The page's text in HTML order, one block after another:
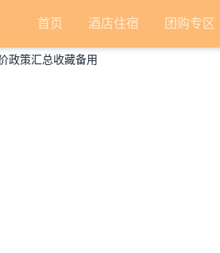
首页 酒店住宿 团购专区
政策汇总收藏备用